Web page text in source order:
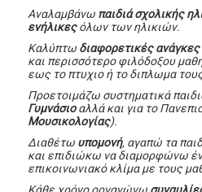
Αναλαμβάνω παιδιά σχολικής
ενήλικεςόλων των ηλικιών.
Καλύπτω διαφορετικές ανάγκες
και περισσότερο φιλόδοξου
εως το πτυχιο ή το διπλωμα
Προετοιμάζω συστηματικά
Γυμνάσιοαλλά και για το
Μουσικολογίας).
Διαθέτω υπομονή, αγαπώ τα
και επιδιώκω να διαμορφώνω
επικοινωνιακό κλίμα με τους
Κάθε χρόνο οργανώνω